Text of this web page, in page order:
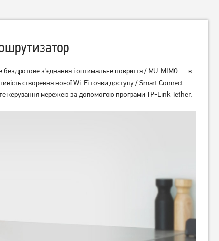
Deco E4 (2-pack)
WR841N 2.4 ГГц
з'єднання і оптимальне покриття / MU-MIMO — в
створення нової Wi-Fi точки доступу / Smart Connect —
керування мережею за допомогою програми TP-Link Tether.